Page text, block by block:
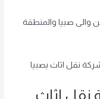
والى صبيا والمنطقة
نقل اثاث بصبيا
نقل اثاث